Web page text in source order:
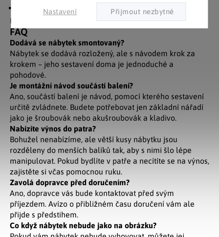
Nastavení
vysoký standard a spolehlivá kvalita
Hmotnost: 22 kg.
FAQ
Dodává se nábytek smontovaný?
Nábytek se dodává rozložený, ale s návodem krok za
krokem – jeho sestavení doma je jednoduché a
pohodové.
Je montážní návod součástí balení?
Ano, součástí balení je návod, pomocí kterého sestavení
určitě zvládnete. Budete potřebovat jen základní nářadí
jako je šroubovák nebo akušroubovák a kladivo.
Nabízíte výnos do patra?
Bohužel nenabízíme, ale větší kusy nábytku jsou
rozděleny do menších balíků tak, aby s nimi šlo lépe
manipulovat. Pokud bydlíte v patře a necítíte se na výnos,
zajistěte si včas pomocnou ruku.
Zavolá dopravce před doručením?
Ano, dopravce vás bude kontaktovat před svým
příjezdem. Avízo o přibližném času doručení vám ale
přijde s předstihem.
Co když nábytek nebude jako na obrázku?